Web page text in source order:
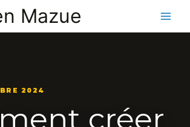
Mazue
2024
créer